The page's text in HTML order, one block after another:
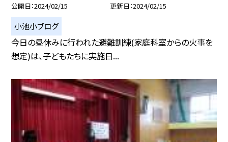
公開日 2024/02/15 更新日 2024/02/15
小池小ブログ
今日の昼休みに行われた避難訓練(家庭科室からの火事を
想定)は、子どもたちに実施日...